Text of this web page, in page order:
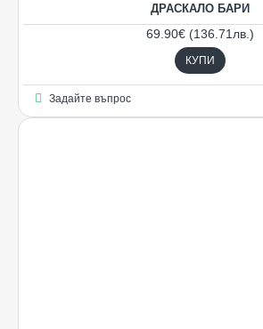
ДРАСКАЛО БАРИ
69.90€ (136.71лв.)
КУПИ
Задайте въпрос